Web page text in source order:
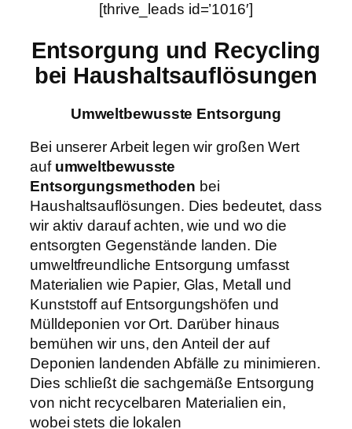
[thrive_leads id=’1016′]
Entsorgung und Recycling
bei Haushaltsauflösungen
Umweltbewusste Entsorgung
Bei unserer Arbeit legen wir großen Wert
auf umweltbewusste
Entsorgungsmethoden bei
Haushaltsauflösungen. Dies bedeutet, dass
wir aktiv darauf achten, wie und wo die
entsorgten Gegenstände landen. Die
umweltfreundliche Entsorgung umfasst
Materialien wie Papier, Glas, Metall und
Kunststoff auf Entsorgungshöfen und
Mülldeponien vor Ort. Darüber hinaus
bemühen wir uns, den Anteil der auf
Deponien landenden Abfälle zu minimieren.
Dies schließt die sachgemäße Entsorgung
von nicht recycelbaren Materialien ein,
wobei stets die lokalen